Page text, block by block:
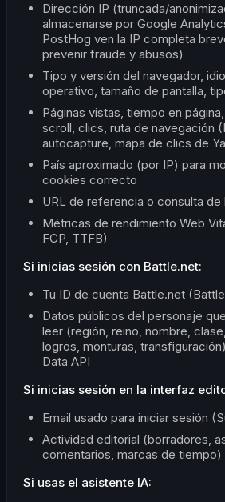
Dirección IP (truncada/
almacenarse por Google
PostHog ven la IP completa
prevenir fraude y abusos)
Tipo y versión del navegador,
operativo, tamaño de pantalla,
Páginas vistas, tiempo en
scroll, clics, ruta de navegación
autocapture, mapa de clics de
País aproximado (por IP) para
cookies correcto
URL de referencia o consulta de
Métricas de rendimiento Web
FCP, TTFB)
Si inicias sesión con Battle.net:
Tu ID de cuenta Battle.net
Datos públicos del personaje
leer (región, reino, nombre,
logros, monturas,
Data API
Si inicias sesión en la interfaz
Email usado para iniciar sesión
Actividad editorial (borradores,
comentarios, marcas de tiempo)
Si usas el asistente IA: